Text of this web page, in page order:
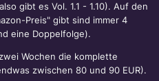
gibt es Vol. 1.1 - 1.10). Auf den
Preis" gibt sind immer 4
eine Doppelfolge).
Wochen die komplette
zwischen 80 und 90 EUR).